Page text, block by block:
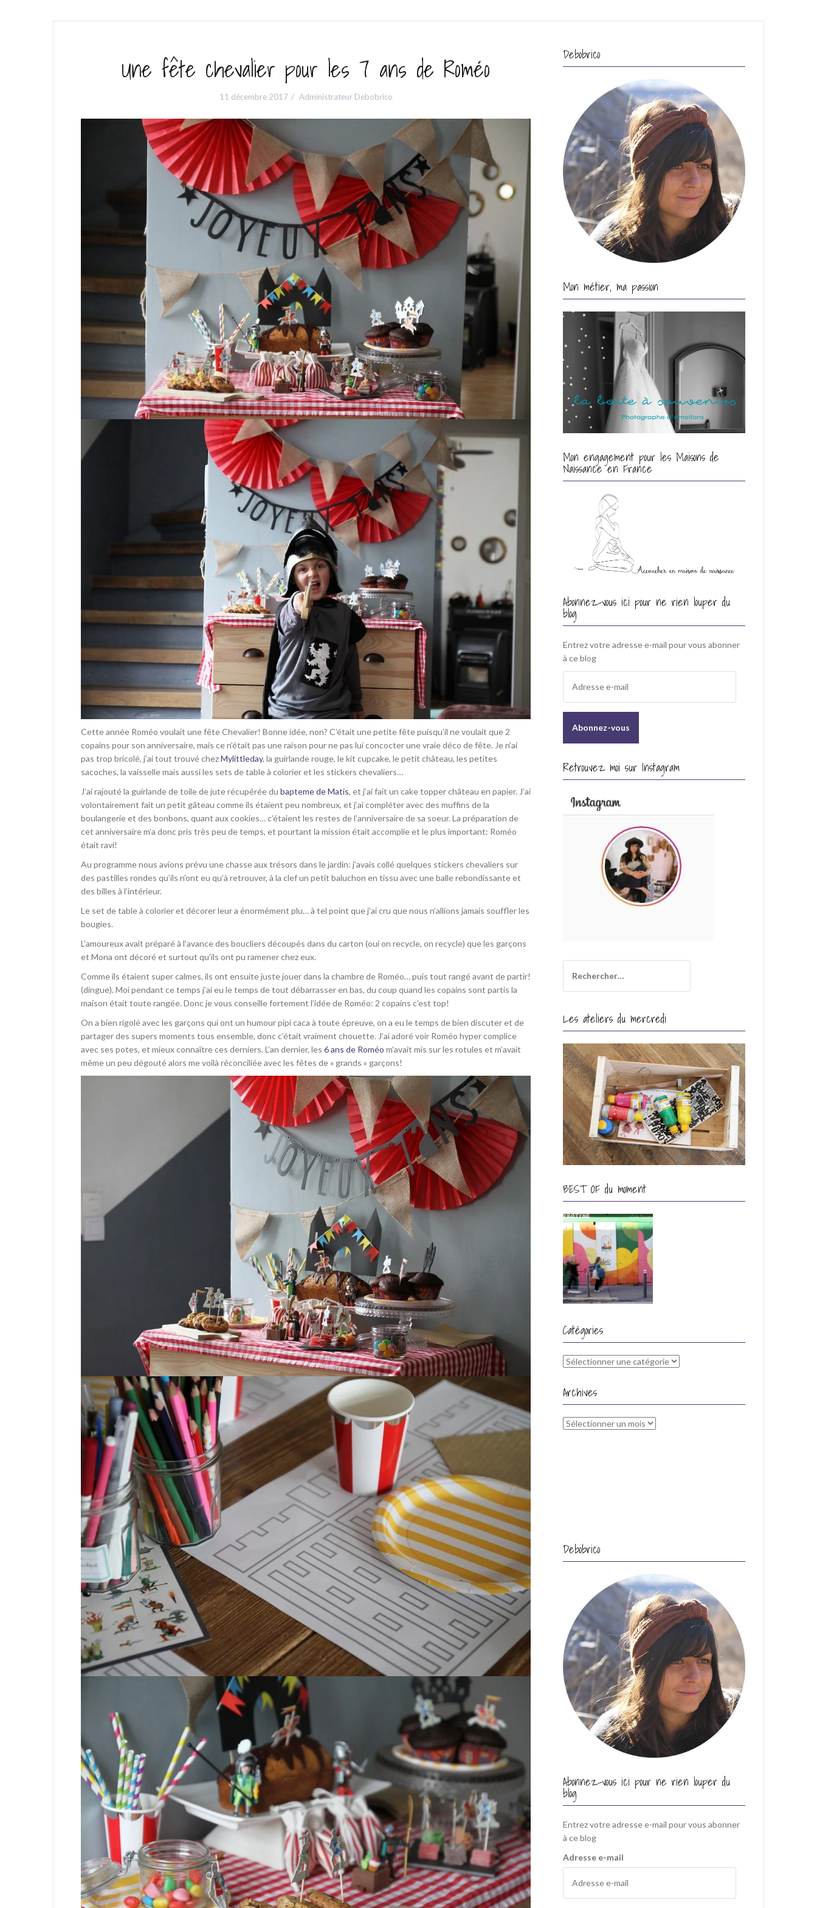
Une fête chevalier pour les 7 ans de Roméo
11 décembre 2017 Administrateur Debobrico
Cette année Roméo voulait une fête Chevalier! Bonne idée, non? C’était une petite fête puisqu’il ne voulait que 2
copains pour son anniversaire, mais ce n’était pas une raison pour ne pas lui concocter une vraie déco de fête. Je n’ai
pas trop bricolé, j’ai tout trouvé chezMylittleday, la guirlande rouge, le kit cupcake, le petit château, les petites
sacoches, la vaisselle mais aussi les sets de table à colorier et les stickers chevaliers…
J’ai rajouté la guirlande de toile de jute récupérée du bapteme de Matis, et j’ai fait un cake topper château en papier. J’ai
volontairement fait un petit gâteau comme ils étaient peu nombreux, et j’ai compléter avec des muffins de la
boulangerie et des bonbons, quant aux cookies… c’étaient les restes de l’anniversaire de sa soeur. La préparation de
cet anniversaire m’a donc pris très peu de temps, et pourtant la mission était accomplie et le plus important: Roméo
était ravi!
Au programme nous avions prévu une chasse aux trésors dans le jardin: j’avais collé quelques stickers chevaliers sur
des pastilles rondes qu’ils n’ont eu qu’à retrouver, à la clef un petit baluchon en tissu avec une balle rebondissante et
des billes à l’intérieur.
Le set de table à colorier et décorer leur a énormément plu… à tel point que j’ai cru que nous n’allions jamais souffler les
bougies.
L’amoureux avait préparé à l’avance des boucliers découpés dans du carton (oui on recycle, on recycle) que les garçons
et Mona ont décoré et surtout qu’ils ont pu ramener chez eux.
Comme ils étaient super calmes, ils ont ensuite juste jouer dans la chambre de Roméo… puis tout rangé avant de partir!
(dingue). Moi pendant ce temps j’ai eu le temps de tout débarrasser en bas, du coup quand les copains sont partis la
maison était toute rangée. Donc je vous conseille fortement l’idée de Roméo: 2 copains c’est top!
On a bien rigolé avec les garçons qui ont un humour pipi caca à toute épreuve, on a eu le temps de bien discuter et de
partager des supers moments tous ensemble, donc c’était vraiment chouette. J’ai adoré voir Roméo hyper complice
avec ses potes, et mieux connaître ces derniers. L’an dernier, les 6 ans de Roméo m’avait mis sur les rotules et m’avait
même un peu dégouté alors me voilà réconciliée avec les fêtes de « grands » garçons!
Debobrico
Mon métier, ma passion
Mon engagement pour les Maisons de
Naissance en France
Abonnez-vous ici pour ne rien louper du
blog
Entrez votre adresse e-mail pour vous abonner
à ce blog
r
s
e
Retrouvez moi sur Instagram
Les ateliers du mercredi
BEST OF du moment
Catégories
Catégories
Archives
Archives
Debobrico
Abonnez-vous ici pour ne rien louper du
blog
Entrez votre adresse e-mail pour vous abonner
à ce blog
Adresse e-mail